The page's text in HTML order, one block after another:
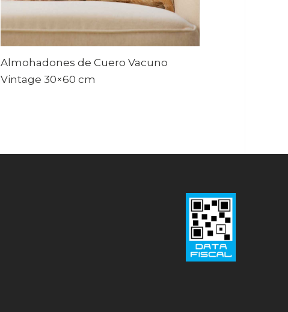
Almohadones de Cuero Vacuno
Vintage 30×60 cm